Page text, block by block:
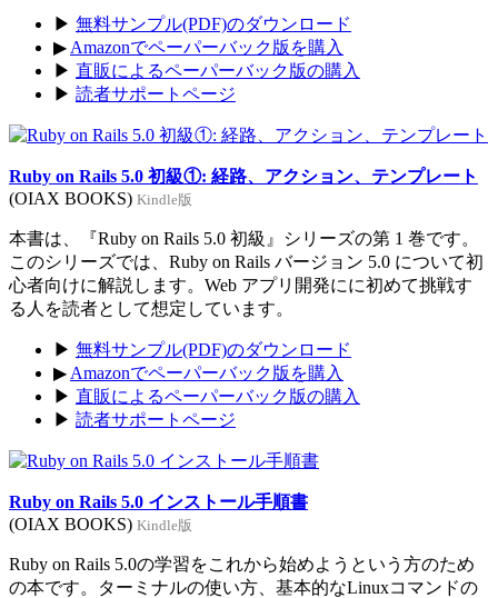
▶ 無料サンプル(PDF)のダウンロード
▶ Amazonでペーパーバック版を購入
▶ 直販によるペーパーバック版の購入
▶ 読者サポートページ
Ruby on Rails 5.0 初級①: 経路、アクション、テンプレート
(OIAX BOOKS) Kindle版
本書は、『Ruby on Rails 5.0 初級』シリーズの第 1 巻です。
このシリーズでは、Ruby on Rails バージョン 5.0 について初
心者向けに解説します。Web アプリ開発にに初めて挑戦す
る人を読者として想定しています。
▶ 無料サンプル(PDF)のダウンロード
▶ Amazonでペーパーバック版を購入
▶ 直販によるペーパーバック版の購入
▶ 読者サポートページ
Ruby on Rails 5.0 インストール手順書
(OIAX BOOKS) Kindle版
Ruby on Rails 5.0の学習をこれから始めようという方のため
の本です。ターミナルの使い方、基本的なLinuxコマンドの